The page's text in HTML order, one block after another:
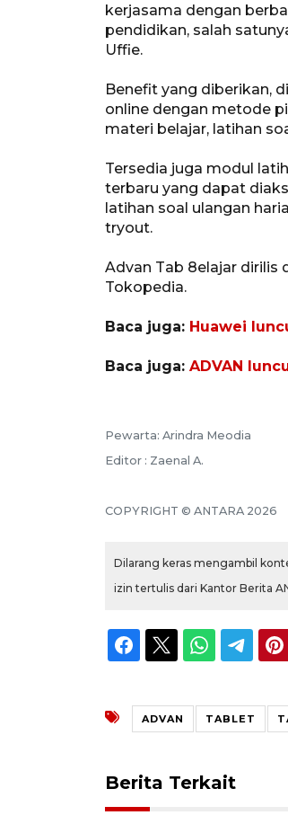
kerjasama dengan
pendidikan, salah
Uffie.
Benefit yang diberikan,
online dengan metode
materi belajar, latihan
Tersedia juga modul
terbaru yang dapat
latihan soal ulangan
tryout.
Advan Tab 8elajar dirilis
Tokopedia.
Baca juga: Huawei
Baca juga: ADVAN
Pewarta: Arindra Meodia
Editor : Zaenal A.
COPYRIGHT © ANTARA 2026
Dilarang keras mengambil
izin tertulis dari Kantor Berita
ADVAN TABLET
Berita Terkait